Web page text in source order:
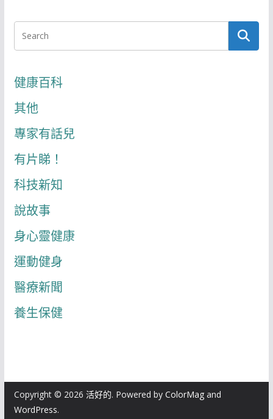
健康百科
其他
專家有話兒
有片睇！
科技新知
說故事
身心靈健康
運動健身
醫療新聞
養生保健
Copyright © 2026 活好的. Powered by ColorMagand
WordPress.